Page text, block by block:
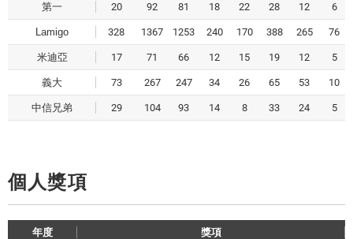
第一 20 92 81 18 22 28 12 6
Lamigo 328 1367 1253 240 170 388 265 76
米迪亞 17 71 66 12 15 19 12 5
義大 73 267 247 34 26 65 53 10
中信兄弟 29 104 93 14 8 33 24 5
個人獎項
年度 獎項